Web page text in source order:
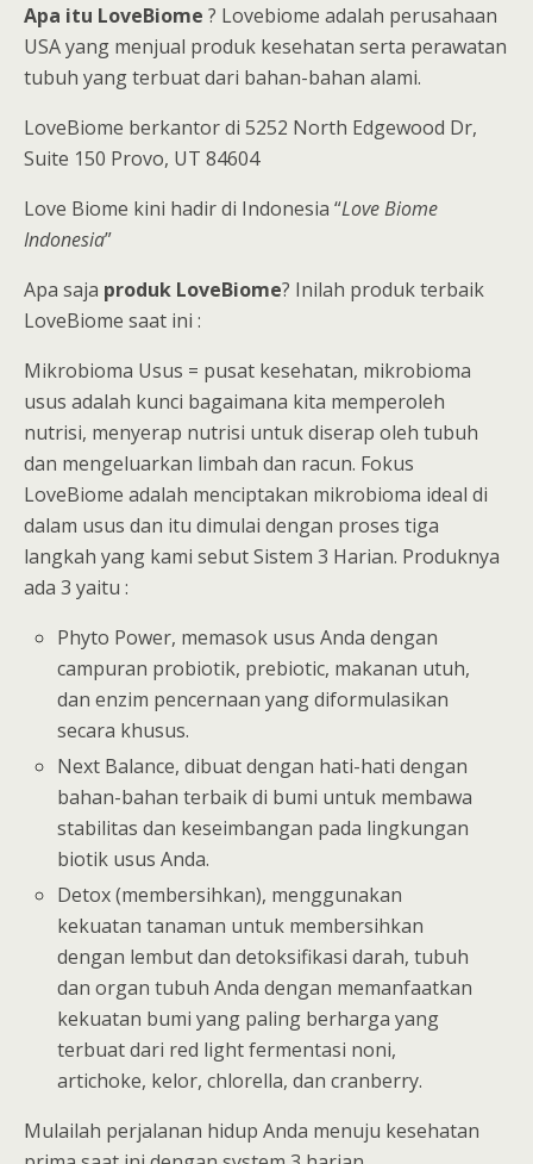
Apa itu LoveBiome ? Lovebiome adalah perusahaan
USA yang menjual produk kesehatan serta perawatan
tubuh yang terbuat dari bahan-bahan alami.
LoveBiome berkantor di 5252 North Edgewood Dr,
Suite 150 Provo, UT 84604
Love Biome kini hadir di Indonesia “Love Biome
Indonesia”
Apa saja produk LoveBiome? Inilah produk terbaik
LoveBiome saat ini :
Mikrobioma Usus = pusat kesehatan, mikrobioma
usus adalah kunci bagaimana kita memperoleh
nutrisi, menyerap nutrisi untuk diserap oleh tubuh
dan mengeluarkan limbah dan racun. Fokus
LoveBiome adalah menciptakan mikrobioma ideal di
dalam usus dan itu dimulai dengan proses tiga
langkah yang kami sebut Sistem 3 Harian. Produknya
ada 3 yaitu :
Phyto Power, memasok usus Anda dengan
campuran probiotik, prebiotic, makanan utuh,
dan enzim pencernaan yang diformulasikan
secara khusus.
Next Balance, dibuat dengan hati-hati dengan
bahan-bahan terbaik di bumi untuk membawa
stabilitas dan keseimbangan pada lingkungan
biotik usus Anda.
Detox (membersihkan), menggunakan
kekuatan tanaman untuk membersihkan
dengan lembut dan detoksifikasi darah, tubuh
dan organ tubuh Anda dengan memanfaatkan
kekuatan bumi yang paling berharga yang
terbuat dari red light fermentasi noni,
artichoke, kelor, chlorella, dan cranberry.
Mulailah perjalanan hidup Anda menuju kesehatan